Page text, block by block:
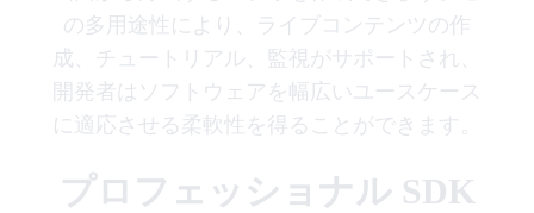
の多用途性により、ライブコンテンツの作
成、チュートリアル、監視がサポートされ、
開発者はソフトウェアを幅広いユースケース
に適応させる柔軟性を得ることができます。
プロフェッショナル SDK